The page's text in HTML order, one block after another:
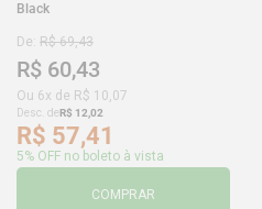
Black
De: R$ 69,43
R$ 60,43
Ou 6x de R$ 10,07
Desc. deR$ 12,02
R$ 57,41
5% OFF no boleto à vista
COMPRAR